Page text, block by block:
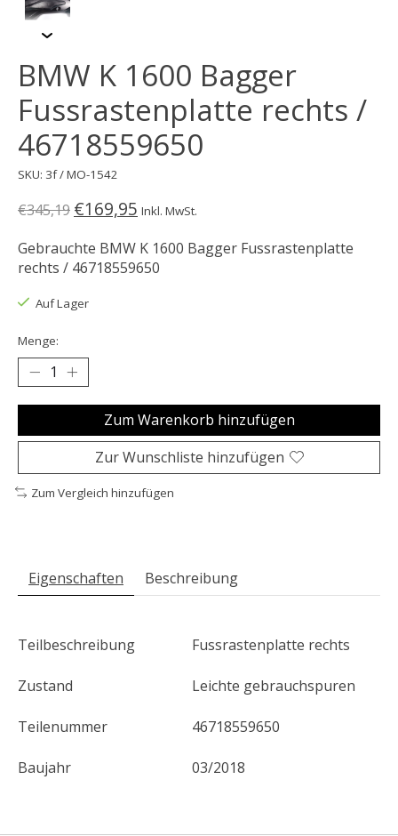
BMW K 1600 Bagger
Fussrastenplatte rechts /
46718559650
SKU: 3f / MO-1542
€345,19 €169,95 Inkl. MwSt.
Gebrauchte BMW K 1600 Bagger Fussrastenplatte
rechts / 46718559650
Auf Lager
Menge:
Zum Warenkorb hinzufügen
Zur Wunschliste hinzufügen
Zum Vergleich hinzufügen
Eigenschaften Beschreibung
Teilbeschreibung Fussrastenplatte rechts
Zustand Leichte gebrauchspuren
Teilenummer 46718559650
Baujahr 03/2018